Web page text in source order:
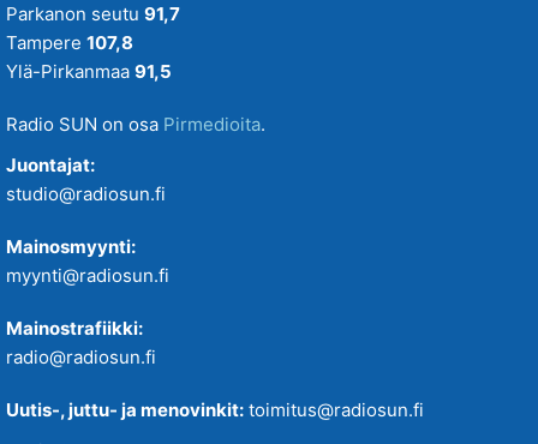
Parkanon seutu 91,7
Tampere 107,8
Ylä-Pirkanmaa 91,5
Radio SUN on osa Pirmedioita.
Juontajat:
studio@radiosun.fi
Mainosmyynti:
myynti@radiosun.fi
Mainostrafiikki:
radio@radiosun.fi
Uutis-, juttu- ja menovinkit: toimitus@radiosun.fi